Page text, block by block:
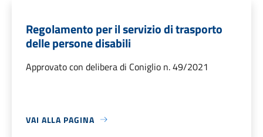
Regolamento per il servizio di trasporto
delle persone disabili
Approvato con delibera di Coniglio n. 49/2021
VAI ALLA PAGINA